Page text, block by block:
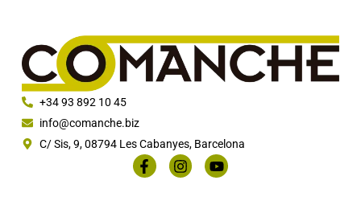
+34 93 892 10 45
info@comanche.biz
C/ Sis, 9, 08794 Les Cabanyes, Barcelona